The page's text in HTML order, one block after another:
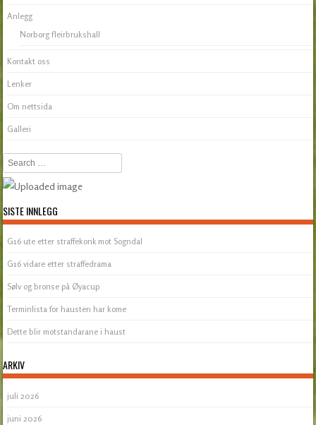
Anlegg
Norborg fleirbrukshall
Kontakt oss
Lenker
Om nettsida
Galleri
Search
SISTE INNLEGG
G16 ute etter straffekonk mot Sogndal
G16 vidare etter straffedrama
Sølv og bronse på Øyacup
Terminlista for hausten har kome
Dette blir motstandarane i haust
ARKIV
juli 2026
juni 2026